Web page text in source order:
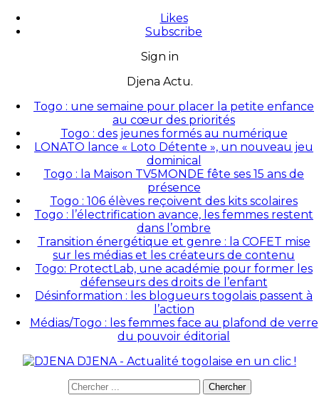
Likes
Subscribe
Sign in
Djena Actu.
Togo : une semaine pour placer la petite enfance
au cœur des priorités
Togo : des jeunes formés au numérique
LONATO lance « Loto Détente », un nouveau jeu
dominical
Togo : la Maison TV5MONDE fête ses 15 ans de
présence
Togo : 106 élèves reçoivent des kits scolaires
Togo : l’électrification avance, les femmes restent
dans l’ombre
Transition énergétique et genre : la COFET mise
sur les médias et les créateurs de contenu
Togo: ProtectLab, une académie pour former les
défenseurs des droits de l’enfant
Désinformation : les blogueurs togolais passent à
l’action
Médias/Togo : les femmes face au plafond de verre
du pouvoir éditorial
DJENA - Actualité togolaise en un clic !